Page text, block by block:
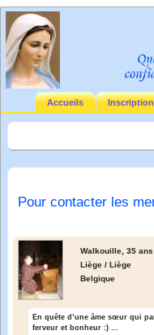
Accueils Inscription
Pour contacter les
Walkouille, 35 ans
Liège / Liège
Belgique
En quête d’une âme sœur qui
ferveur et bonheur :) ...